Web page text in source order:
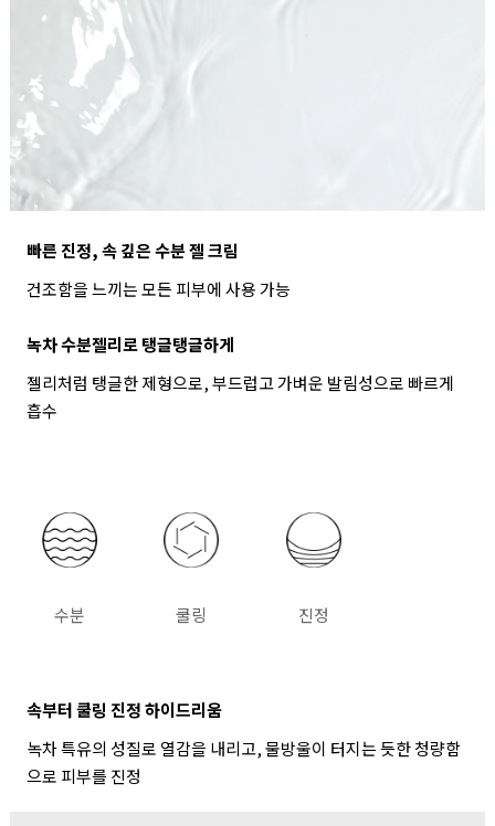
빠른 진정, 속 깊은 수분 젤 크림
건조함을 느끼는 모든 피부에 사용 가능
녹차 수분젤리로 탱글탱글하게
젤리처럼 탱글한 제형으로, 부드럽고 가벼운 발림성으로 빠르게
흡수
수분 쿨링 진정
속부터 쿨링 진정 하이드리움
녹차 특유의 성질로 열감을 내리고, 물방울이 터지는 듯한 청량함
으로 피부를 진정